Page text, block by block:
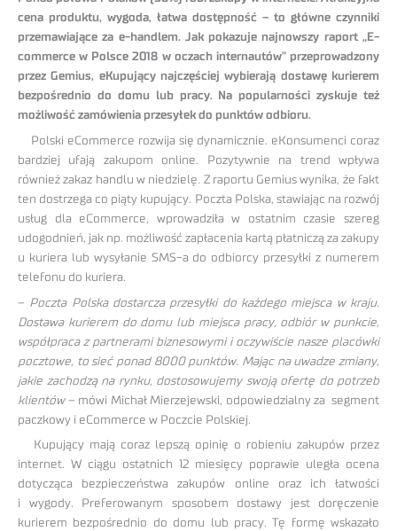
cena produktu, wygoda, łatwa dostępność – to główne czynniki
przemawiające za e-handlem. Jak pokazuje najnowszy raport „E-
commerce w Polsce 2018 w oczach internautów” przeprowadzony
przez Gemius, eKupujący najczęściej wybierają dostawę kurierem
bezpośrednio do domu lub pracy. Na popularności zyskuje też
możliwość zamówienia przesyłek do punktów odbioru.
Polski eCommerce rozwija się dynamicznie. eKonsumenci coraz
bardziej ufają zakupom online. Pozytywnie na trend wpływa
również zakaz handlu w niedzielę. Z raportu Gemius wynika, że fakt
ten dostrzega co piąty kupujący. Poczta Polska, stawiając na rozwój
usług dla eCommerce, wprowadziła w ostatnim czasie szereg
udogodnień, jak np. możliwość zapłacenia kartą płatniczą za zakupy
u kuriera lub wysyłanie SMS-a do odbiorcy przesyłki z numerem
telefonu do kuriera.
– Poczta Polska dostarcza przesyłki do każdego miejsca w kraju.
Dostawa kurierem do domu lub miejsca pracy, odbiór w punkcie,
współpraca z partnerami biznesowymi i oczywiście nasze placówki
pocztowe, to sieć ponad 8000 punktów. Mając na uwadze zmiany,
jakie zachodzą na rynku, dostosowujemy swoją ofertę do potrzeb
klientów– mówi Michał Mierzejewski, odpowiedzialny za segment
paczkowy i eCommerce w Poczcie Polskiej.
Kupujący mają coraz lepszą opinię o robieniu zakupów przez
internet. W ciągu ostatnich 12 miesięcy poprawie uległa ocena
dotycząca bezpieczeństwa zakupów online oraz ich łatwości
i wygody. Preferowanym sposobem dostawy jest doręczenie
kurierem bezpośrednio do domu lub pracy. Tę formę wskazało